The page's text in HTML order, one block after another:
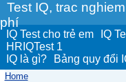
Test IQ, trac
phí
IQ Test cho trẻ em IQ
HRIQTest 1
IQ là gì?
Bảng quy đổi
Home